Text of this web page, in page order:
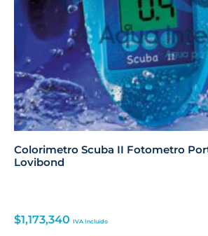
Colorimetro Scuba II Fotometro
Lovibond
$1,173,340 IVA Incluido